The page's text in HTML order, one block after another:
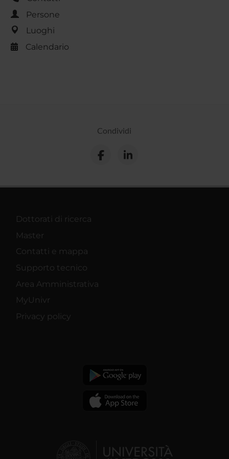
Persone
Luoghi
Calendario
Condividi
Dottorati di ricerca
Master
Contatti e mappa
Supporto tecnico
Area Amministrativa
MyUnivr
Privacy policy